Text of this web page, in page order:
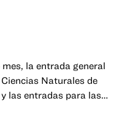
la entrada general
Naturales de
las entradas para las